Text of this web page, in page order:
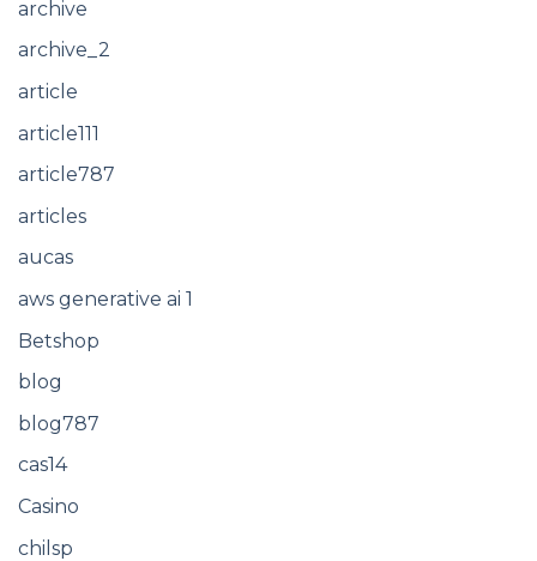
archive
archive_2
article
article111
article787
articles
aucas
aws generative ai 1
Betshop
blog
blog787
cas14
Casino
chilsp